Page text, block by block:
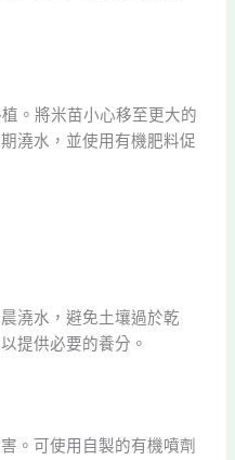
。將米苗小心移至更大的
澆水，並使用有機肥料促
澆水，避免土壤過於乾
提供必要的養分。
。可使用自製的有機噴劑